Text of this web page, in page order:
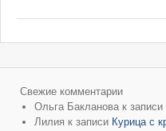
Свежие комментарии
Ольга Бакланова к записи
Лилия к записи Курица с